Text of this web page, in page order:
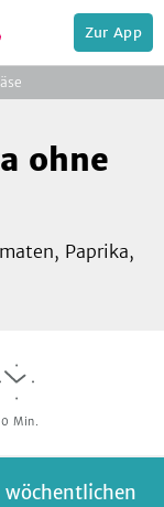
Zur App
ohne
Paprika,
Min.
wöchentlichen